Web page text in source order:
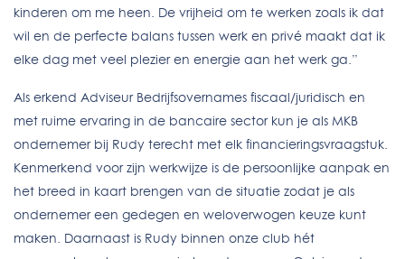
kinderen om me heen. De vrijheid om te werken zoals ik dat
wil en de perfecte balans tussen werk en privé maakt dat ik
elke dag met veel plezier en energie aan het werk ga.”
Als erkend Adviseur Bedrijfsovernames fiscaal/juridisch en
met ruime ervaring in de bancaire sector kun je als MKB
ondernemer bij Rudy terecht met elk financieringsvraagstuk.
Kenmerkend voor zijn werkwijze is de persoonlijke aanpak en
het breed in kaart brengen van de situatie zodat je als
ondernemer een gedegen en weloverwogen keuze kunt
maken. Daarnaast is Rudy binnen onze club hét